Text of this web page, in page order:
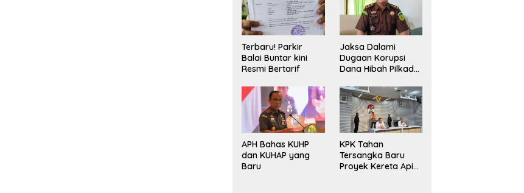
Terbaru! Parkir
Balai Buntar kini
Resmi Bertarif
Jaksa Dalami
Dugaan Korupsi
Dana Hibah Pilkada
Kaur
APH Bahas KUHP
dan KUHAP yang
Baru
KPK Tahan
Tersangka Baru
Proyek Kereta Api